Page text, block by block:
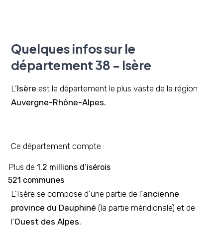
Quelques infos sur le
département 38 - Isère
L’Isère est le département le plus vaste de la région
Auvergne-Rhône-Alpes.
Ce département compte :
Plus de 1.2 millions d’isérois
521 communes
L’Isère se compose d’une partie de l’ancienne
province du Dauphiné (la partie méridionale) et de
l’Ouest des Alpes.